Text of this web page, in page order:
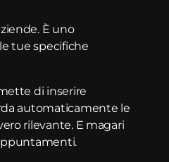
È uno
tue specifiche
di inserire
automaticamente le
rilevante. E magari